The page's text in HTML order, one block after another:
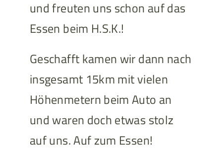
und freuten uns schon auf das
Essen beim H.S.K.!
Geschafft kamen wir dann nach
insgesamt 15km mit vielen
Höhenmetern beim Auto an
und waren doch etwas stolz
auf uns. Auf zum Essen!